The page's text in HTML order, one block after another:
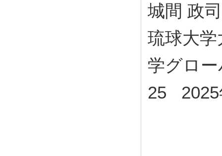
城間 政
琉球大
学グロ
25 2025